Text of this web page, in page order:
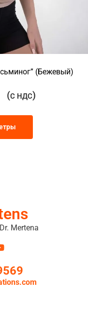
(Бежевый)
(С НДС)
Mertena